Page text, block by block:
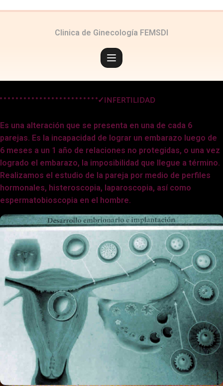
Clinica de Ginecología FEMSDI
° ° ° ° ° ° ° ° ° ° ° ° ° ° ° ° ° ° ° ° ° ° ° ° °✓INFERTILIDAD
Es una alteración que se presenta en una de cada 6
parejas. Es la incapacidad de lograr un embarazo luego de
6 meses a un 1 año de relaciones no protegidas, o una vez
logrado el embarazo, la imposibilidad que llegue a término.
Realizamos el estudio de la pareja por medio de perfiles
hormonales, histeroscopia, laparoscopia, así como
espermatobioscopia en el hombre.